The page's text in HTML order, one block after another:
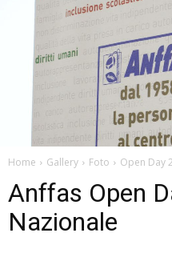
Home Gallery Foto Open Day
Anffas Open
Nazionale